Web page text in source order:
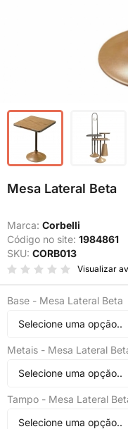
Mesa Lateral Beta
Marca: Corbelli
Código no site: 1984861
SKU: CORB013
Visualizar
Base - Mesa Lateral Beta
Selecione uma opção..
Metais - Mesa Lateral
Selecione uma opção..
Tampo - Mesa Lateral
Selecione uma opção..